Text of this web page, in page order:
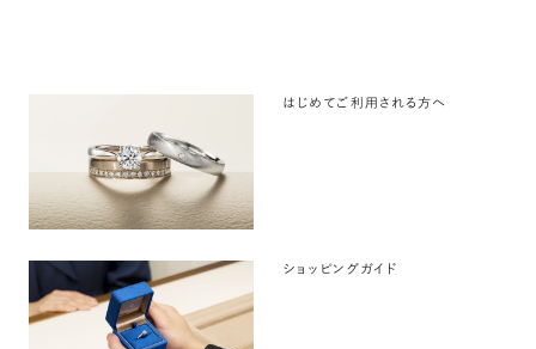
はじめてご利用される方へ
ショッピングガイド